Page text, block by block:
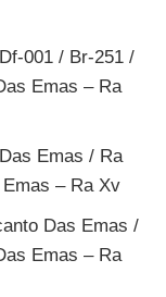
001 / Br-251 /
Emas – Ra
Emas / Ra
– Ra Xv
Das Emas /
Emas – Ra